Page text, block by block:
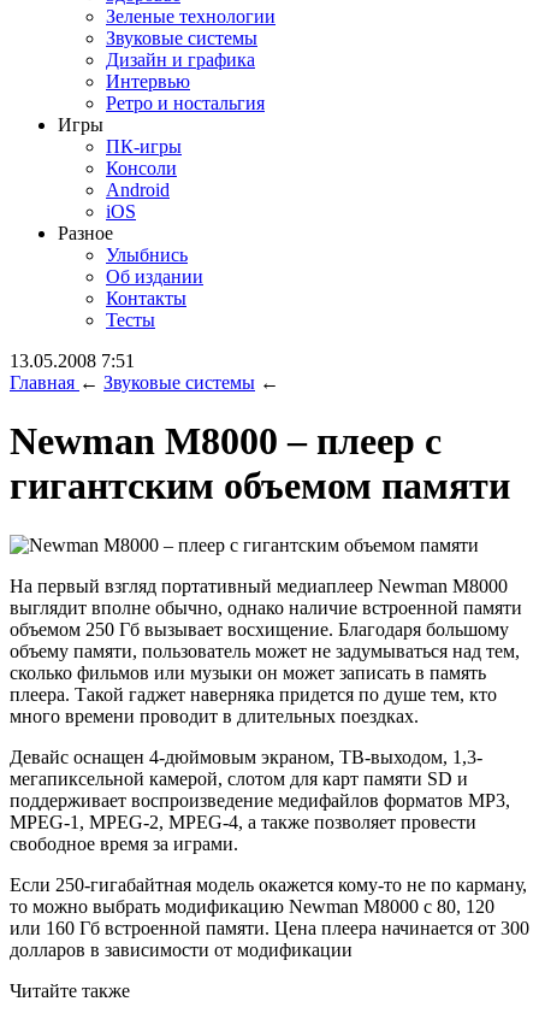
Зеленые технологии
Звуковые системы
Дизайн и графика
Интервью
Ретро и ностальгия
Игры
ПК-игры
Консоли
Android
iOS
Разное
Улыбнись
Об издании
Контакты
Тесты
13.05.2008 7:51
Главная ← Звуковые системы ←
Newman M8000 – плеер с
гигантским объемом памяти
На первый взгляд портативный медиаплеер Newman M8000
выглядит вполне обычно, однако наличие встроенной памяти
объемом 250 Гб вызывает восхищение. Благодаря большому
объему памяти, пользователь может не задумываться над тем,
сколько фильмов или музыки он может записать в память
плеера. Такой гаджет наверняка придется по душе тем, кто
много времени проводит в длительных поездках.
Девайс оснащен 4-дюймовым экраном, ТВ-выходом, 1,3-
мегапиксельной камерой, слотом для карт памяти SD и
поддерживает воспроизведение медифайлов форматов MP3,
MPEG-1, MPEG-2, MPEG-4, а также позволяет провести
свободное время за играми.
Если 250-гигабайтная модель окажется кому-то не по карману,
то можно выбрать модификацию Newman M8000 с 80, 120
или 160 Гб встроенной памяти. Цена плеера начинается от 300
долларов в зависимости от модификации
Читайте также